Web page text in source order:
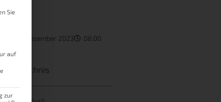
23. Dezember 2023 08:00
Sie
auf
zur